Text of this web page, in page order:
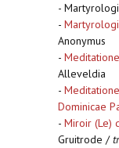
-
-
Anonymus
-
Alleveldia
-
Dominicae
- Miroir (Le)
Gruitrode /